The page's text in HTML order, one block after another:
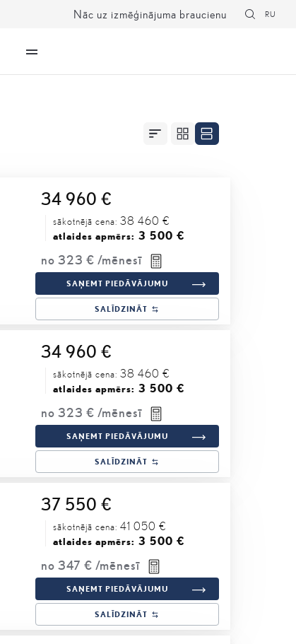
Nāc uz izmēģinājuma braucienu RU
34 960 €
sākotnējā cena: 38 460 €
atlaides apmērs: 3 500 €
no 323 € /mēnesī
SAŅEMT PIEDĀVĀJUMU
SALĪDZINĀT
34 960 €
sākotnējā cena: 38 460 €
atlaides apmērs: 3 500 €
no 323 € /mēnesī
SAŅEMT PIEDĀVĀJUMU
SALĪDZINĀT
37 550 €
sākotnējā cena: 41 050 €
atlaides apmērs: 3 500 €
no 347 € /mēnesī
SAŅEMT PIEDĀVĀJUMU
SALĪDZINĀT